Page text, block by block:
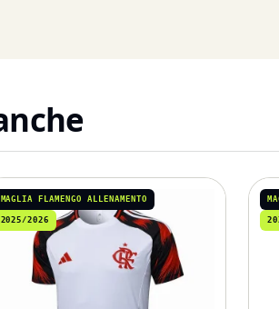
MAGLIA FLAMENGO ALLENAMENTO
2025/2026